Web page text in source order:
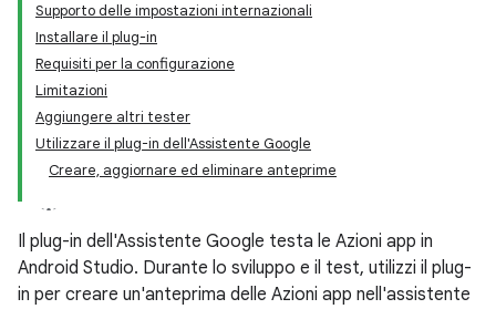
Supporto delle impostazioni internazionali
Installare il plug-in
Requisiti per la configurazione
Limitazioni
Aggiungere altri tester
Utilizzare il plug-in dell'Assistente Google
Creare, aggiornare ed eliminare anteprime
Il plug-in dell'Assistente Google testa le Azioni app in
Android Studio. Durante lo sviluppo e il test, utilizzi il plug-
in per creare un'anteprima delle Azioni app nell'assistente